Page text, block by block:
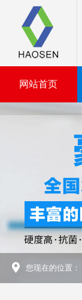
网站首页
您现在的位置：